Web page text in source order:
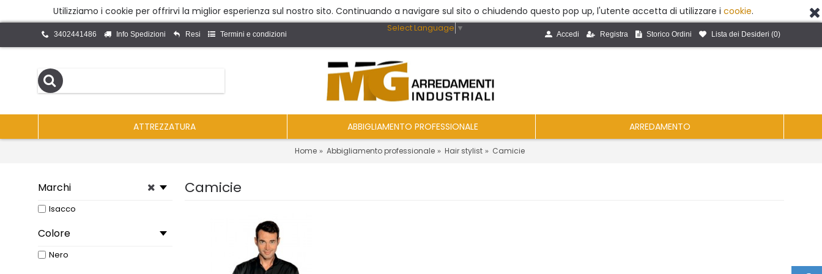
Utilizziamo i cookie per offrirvi la miglior esperienza sul nostro sito. Continuando a navigare sul sito o chiudendo questo pop up, l'utente accetta di utilizzare i cookie.
3402441486 Info Spedizioni Resi Termini e condizioni
Select Language ▼
Accedi Registra Storico Ordini Lista dei Desideri (0)
ATTREZZATURA ABBIGLIAMENTO PROFESSIONALE ARREDAMENTO
Home Abbigliamento professionale Hair stylist Camicie
Marchi
Isacco
Colore
Nero
Camicie